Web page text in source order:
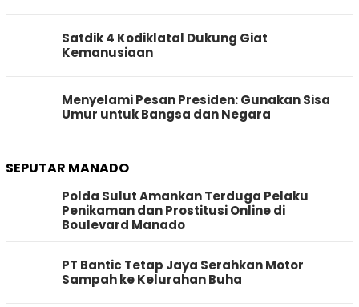
Satdik 4 Kodiklatal Dukung Giat
Kemanusiaan
Menyelami Pesan Presiden: Gunakan Sisa
Umur untuk Bangsa dan Negara
SEPUTAR MANADO
Polda Sulut Amankan Terduga Pelaku
Penikaman dan Prostitusi Online di
Boulevard Manado
PT Bantic Tetap Jaya Serahkan Motor
Sampah ke Kelurahan Buha